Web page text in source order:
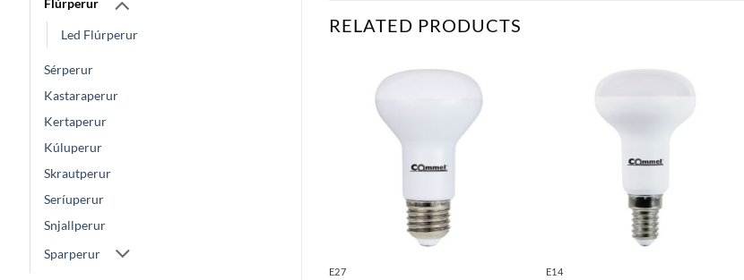
Led Flúrperur
Sérperur
Kastaraperur
Kertaperur
Kúluperur
Skrautperur
Seríuperur
Snjallperur
Sparperur
RELATED PRODUCTS
Bæta
E27 E14
við á
óskalista